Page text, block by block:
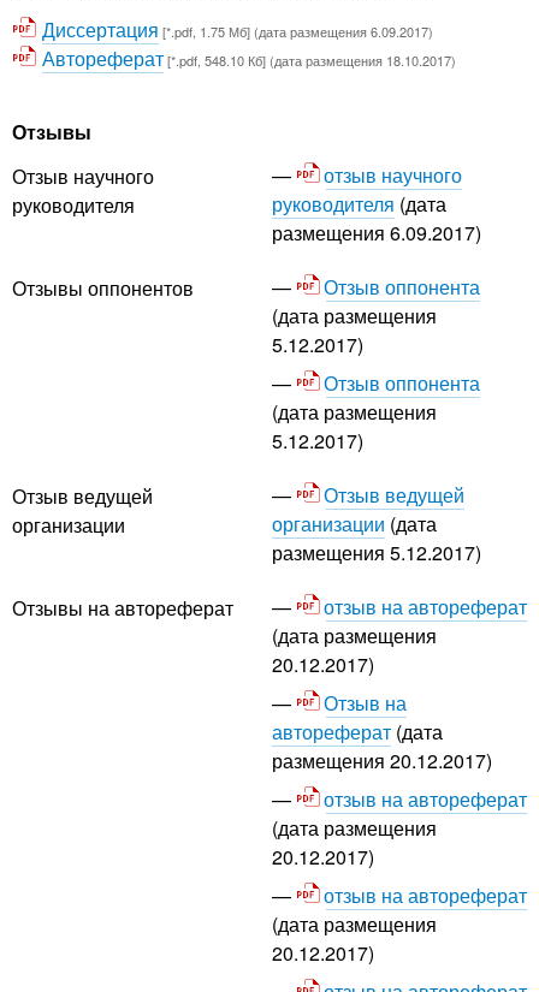
Диссертация [*.pdf, 1.75 Мб] (дата размещения 6.09.2017)
Автореферат[*.pdf, 548.10 Кб] (дата размещения 18.10.2017)
Отзывы
Отзыв научного
руководителя
отзыв научного
руководителя (дата
размещения 6.09.2017)
Отзывы оппонентов
Отзыв оппонента
(дата размещения
5.12.2017)
Отзыв оппонента
(дата размещения
5.12.2017)
Отзыв ведущей
организации
Отзыв ведущей
организации (дата
размещения 5.12.2017)
Отзывы на автореферат
отзыв на автореферат
(дата размещения
20.12.2017)
Отзыв на
автореферат (дата
размещения 20.12.2017)
отзыв на автореферат
(дата размещения
20.12.2017)
отзыв на автореферат
(дата размещения
20.12.2017)